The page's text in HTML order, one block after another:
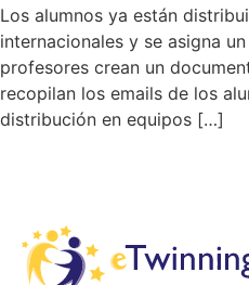
Los alumnos ya están
internacionales y se asigna
profesores crean un
recopilan los emails de los
distribución en equipos […]